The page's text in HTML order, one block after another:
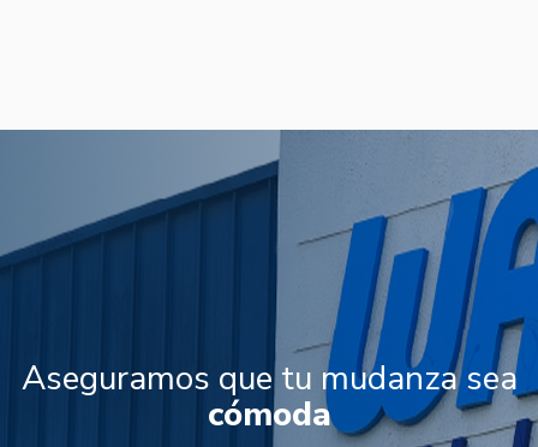
Aseguramos que tu mudanza sea
fácil